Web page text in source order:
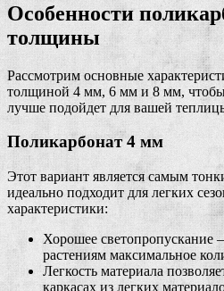
Особенности
толщины
Рассмотрим основные
толщиной 4 мм, 6 мм и 8 мм, чтобы
лучше подойдет для вашей
Поликарбонат 4 мм
Этот вариант является самым
идеально подходит для легких
характеристики:
Хорошее светопропускание
растениям максимальное
Легкость материала
каркасах из легких